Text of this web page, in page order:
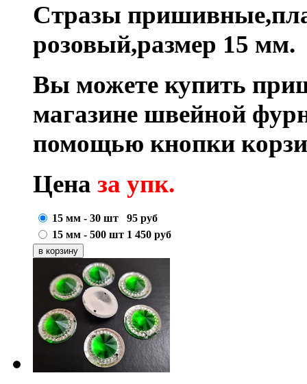
Стразы
розовый,размер 15 мм.
Вы можете купить
магазине швейной
помощью кнопки
Цена за упк.
15 мм - 30 шт 95 руб
15 мм - 500 шт 1 450 руб